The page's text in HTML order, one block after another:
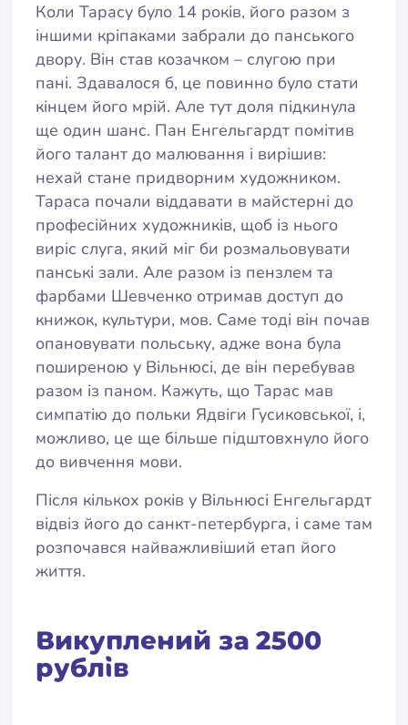
Коли Тарасу було 14 років, його разом з
іншими кріпаками забрали до панського
двору. Він став козачком – слугою при
пані. Здавалося б, це повинно було стати
кінцем його мрій. Але тут доля підкинула
ще один шанс. Пан Енгельгардт помітив
його талант до малювання і вирішив:
нехай стане придворним художником.
Тараса почали віддавати в майстерні до
професійних художників, щоб із нього
виріс слуга, який міг би розмальовувати
панські зали. Але разом із пензлем та
фарбами Шевченко отримав доступ до
книжок, культури, мов. Саме тоді він почав
опановувати польську, адже вона була
поширеною у Вільнюсі, де він перебував
разом із паном. Кажуть, що Тарас мав
симпатію до польки Ядвіги Гусиковської, і,
можливо, це ще більше підштовхнуло його
до вивчення мови.
Після кількох років у Вільнюсі Енгельгардт
відвіз його до санкт-петербурга, і саме там
розпочався найважливіший етап його
життя.
Викуплений за 2500
рублів